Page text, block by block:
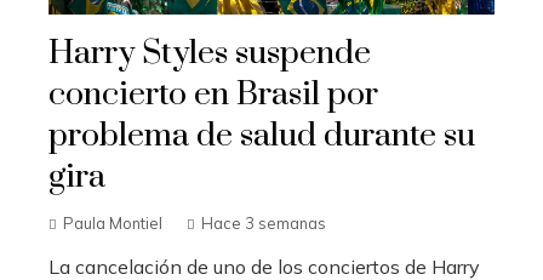
Harry Styles suspende
concierto en Brasil por
problema de salud durante su
gira
Paula Montiel Hace 3 semanas
La cancelación de uno de los conciertos de Harry